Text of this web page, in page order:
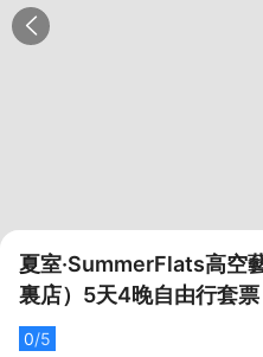
夏室·SummerFlats高空
裏店）5天4晚自由行套票
0/5